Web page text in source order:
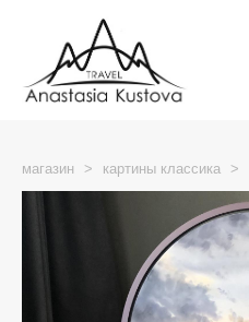
магазин > картины классика >